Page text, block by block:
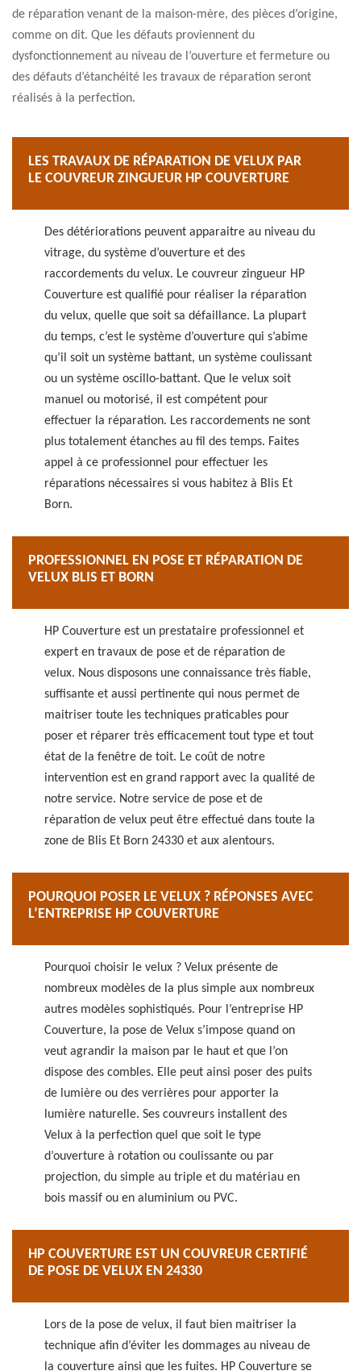
de réparation venant de la maison-mère, des pièces d’origine,
comme on dit. Que les défauts proviennent du
dysfonctionnement au niveau de l’ouverture et fermeture ou
des défauts d’étanchéité les travaux de réparation seront
réalisés à la perfection.
LES TRAVAUX DE RÉPARATION DE VELUX PAR
LE COUVREUR ZINGUEUR HP COUVERTURE
Des détériorations peuvent apparaitre au niveau du
vitrage, du système d’ouverture et des
raccordements du velux. Le couvreur zingueur HP
Couverture est qualifié pour réaliser la réparation
du velux, quelle que soit sa défaillance. La plupart
du temps, c’est le système d’ouverture qui s’abime
qu’il soit un système battant, un système coulissant
ou un système oscillo-battant. Que le velux soit
manuel ou motorisé, il est compétent pour
effectuer la réparation. Les raccordements ne sont
plus totalement étanches au fil des temps. Faites
appel à ce professionnel pour effectuer les
réparations nécessaires si vous habitez à Blis Et
Born.
PROFESSIONNEL EN POSE ET RÉPARATION DE
VELUX BLIS ET BORN
HP Couverture est un prestataire professionnel et
expert en travaux de pose et de réparation de
velux. Nous disposons une connaissance très fiable,
suffisante et aussi pertinente qui nous permet de
maitriser toute les techniques praticables pour
poser et réparer très efficacement tout type et tout
état de la fenêtre de toit. Le coût de notre
intervention est en grand rapport avec la qualité de
notre service. Notre service de pose et de
réparation de velux peut être effectué dans toute la
zone de Blis Et Born 24330 et aux alentours.
POURQUOI POSER LE VELUX ? RÉPONSES AVEC
L’ENTREPRISE HP COUVERTURE
Pourquoi choisir le velux ? Velux présente de
nombreux modèles de la plus simple aux nombreux
autres modèles sophistiqués. Pour l’entreprise HP
Couverture, la pose de Velux s’impose quand on
veut agrandir la maison par le haut et que l’on
dispose des combles. Elle peut ainsi poser des puits
de lumière ou des verrières pour apporter la
lumière naturelle. Ses couvreurs installent des
Velux à la perfection quel que soit le type
d’ouverture à rotation ou coulissante ou par
projection, du simple au triple et du matériau en
bois massif ou en aluminium ou PVC.
HP COUVERTURE EST UN COUVREUR CERTIFIÉ
DE POSE DE VELUX EN 24330
Lors de la pose de velux, il faut bien maitriser la
technique afin d’éviter les dommages au niveau de
la couverture ainsi que les fuites. HP Couverture se